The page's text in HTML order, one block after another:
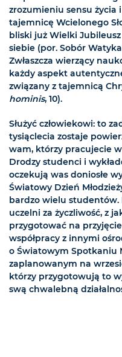
zrozumieniu sensu życia
tajemnicę Wcielonego
bliski już Wielki
siebie (por. Sobór
Zwłaszcza wierzący
każdy aspekt
związany z tajemnicą
hominis, 10).
Służyć człowiekowi: to
tysiąclecia zostaje
wam, którzy pracujecie
Drodzy studenci i
oczekują was doniosłe
Światowy Dzień
bardzo wielu
uczelni za życzliwość, z
przygotować na
współpracy z innymi
o Światowym Spotkaniu
zaplanowanym na
którzy przygotowują to
swą chwalebną